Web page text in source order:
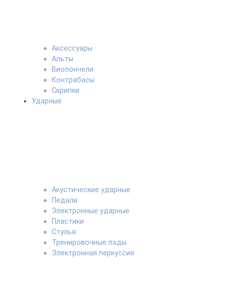
Аксессуары
Альты
Виолончели
Контрабасы
Скрипки
Ударные
Акустические ударные
Педали
Электронные ударные
Пластики
Стулья
Тренировочные пэды
Электронная перкуссия